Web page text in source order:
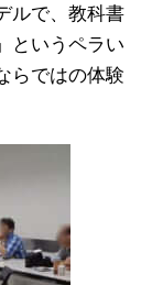
ルで、教科書
というペラい
らではの体験